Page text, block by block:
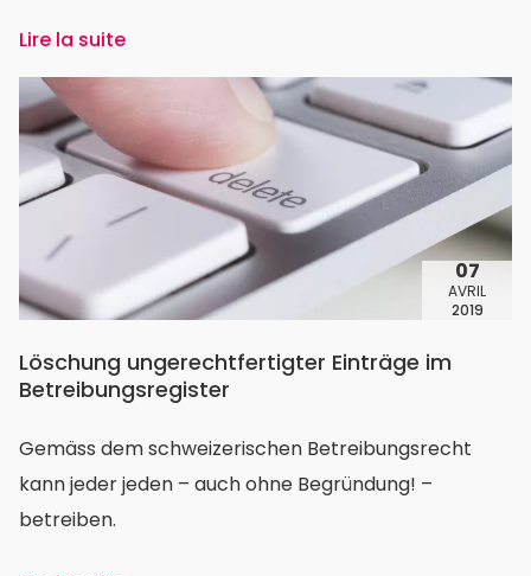
auxquels les PME sont confrontées aujourd'hui dans
l'environnement juridique et commercial.
Lire la suite
07
AVRIL
2019
Löschung ungerechtfertigter Einträge im
Betreibungsregister
Gemäss dem schweizerischen Betreibungsrecht
kann jeder jeden – auch ohne Begründung! –
betreiben.